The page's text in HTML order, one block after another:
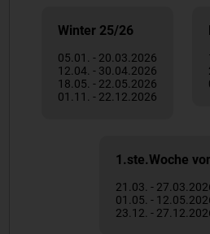
Winter 25/26
05.01. - 20.03.2026
12.04. - 30.04.2026
18.05. - 22.05.2026
01.11. - 22.12.2026
1.ste.Woche
21.03. -
01.05. -
23.12. -